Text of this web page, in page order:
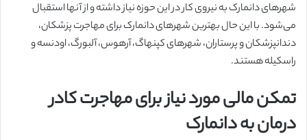
شهرهای دانمارک به نیروی کار در این حوزه نیاز داشته و از آنها استقبال
می‌شود. با این حال بهترین شهرهای دانمارک برای مهاجرت پزشکان،
دندانپزشکان و پرستاران، شهرهای کپنهاگ، آرهوس، آلبورگ، اودنسه و
راسکیله هستند.
تمکن مالی مورد نیاز برای مهاجرت کادر
درمان به دانمارک